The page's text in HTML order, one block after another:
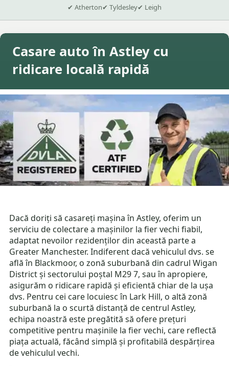
✔ Atherton✔ Tyldesley✔ Leigh
Casare auto în Astley cu
ridicare locală rapidă
Dacă doriți să casareți mașina în Astley, oferim un
serviciu de colectare a mașinilor la fier vechi fiabil,
adaptat nevoilor rezidenților din această parte a
Greater Manchester. Indiferent dacă vehiculul dvs. se
află în Blackmoor, o zonă suburbană din cadrul Wigan
District și sectorului poștal M29 7, sau în apropiere,
asigurăm o ridicare rapidă și eficientă chiar de la ușa
dvs. Pentru cei care locuiesc în Lark Hill, o altă zonă
suburbană la o scurtă distanță de centrul Astley,
echipa noastră este pregătită să ofere prețuri
competitive pentru mașinile la fier vechi, care reflectă
piața actuală, făcând simplă și profitabilă despărțirea
de vehiculul vechi.